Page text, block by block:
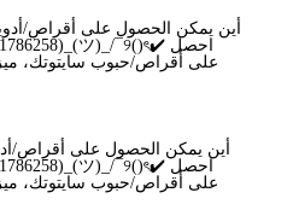
على أقراص/حبوب سايتوتك،
على أقراص/حبوب سايتوتك،